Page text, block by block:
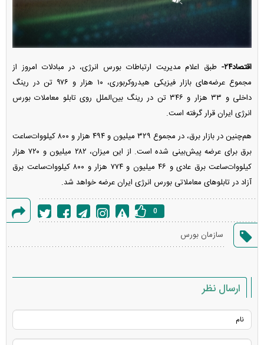
اقتصاد۲۴-
طبق اعلام مدیریت ارتباطات بورس انرژی، در مبادلات امروز از
مجموع عرضه‌های بازار فیزیکی هیدروکربوری، ۱۰ هزار و ۹۷۶ تن در رینگ
داخلی و ۳۳ هزار و ۳۴۶ تن در رینگ بین‌الملل روی تابلو معاملات بورس
انرژی ایران قرار گرفته است.
هم‌چنین در بازار برق، در مجموع ۳۲۹ میلیون و ۴۹۴ هزار و ۸۰۰ کیلووات‌ساعت
برق برای عرضه پیش‌بینی شده است. از این میزان، ۲۸۲ میلیون و ۷۲۰ هزار
کیلووات‌ساعت برق عادی و ۴۶ میلیون و ۷۷۴ هزار و ۸۰۰ کیلووات‌ساعت برق
آزاد در تابلو‌های معاملاتی بورس انرژی ایران عرضه خواهد شد.
خطا
0
سازمان بورس
ارسال نظر